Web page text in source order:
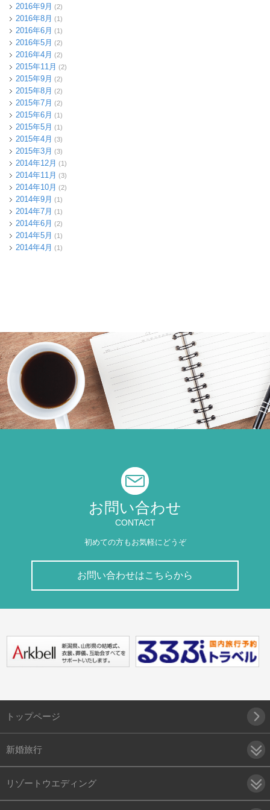
2016年9月 (2)
2016年8月 (1)
2016年6月 (1)
2016年5月 (2)
2016年4月 (2)
2015年11月 (2)
2015年9月 (2)
2015年8月 (2)
2015年7月 (2)
2015年6月 (1)
2015年5月 (1)
2015年4月 (3)
2015年3月 (3)
2014年12月 (1)
2014年11月 (3)
2014年10月 (2)
2014年9月 (1)
2014年7月 (1)
2014年6月 (2)
2014年5月 (1)
2014年4月 (1)
お問い合わせ
CONTACT
初めての方もお気軽にどうぞ
お問い合わせはこちらから
トップページ
新婚旅行
リゾートウエディング